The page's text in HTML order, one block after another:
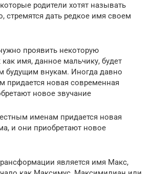
родители хотят называть
стремятся дать редкое имя своем
проявить некоторую
имя, данное мальчику, будет
будущим внукам. Иногда давно
придается новая современная
новое звучание
именам придается новая
и они приобретают новое
является имя Макс,